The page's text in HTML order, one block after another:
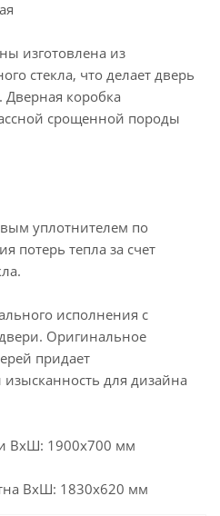
изготовлена из
стекла, что делает дверь
коробка
срощенной породы
уплотнителем по
потерь тепла за счет
исполнения с
Оригинальное
придает
для дизайна
ВхШ: 1900х700 мм
ВхШ: 1830х620 мм